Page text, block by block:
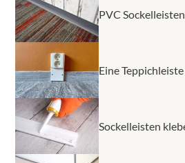
Trocknung) wählt.
PVC
Eine
Sockelleisten